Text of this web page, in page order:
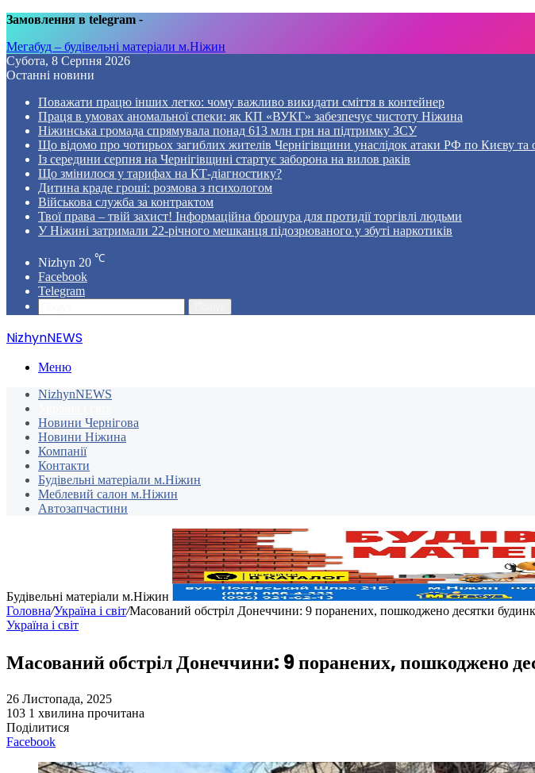
Замовлення в telegram -
Мегабуд – будівельні матеріали м.Ніжин
Субота, 8 Серпня 2026
Останні новини
Поважати працю інших легко: чому важливо викидати сміття в контейнер
Праця в умовах аномальної спеки: як КП «ВУКГ» забезпечує чистоту Ніжина
Ніжинська громада спрямувала понад 613 млн грн на підтримку ЗСУ
Що відомо про чотирьох загиблих жителів Чернігівщини унаслідок атаки РФ по Києву та
Із середини серпня на Чернігівщині стартує заборона на вилов раків
Що змінилося у тарифах на КТ-діагностику?
Дитина краде гроші: розмова з психологом
Військова служба за контрактом
Твої права – твій захист! Інформаційна брошура для протидії торгівлі людьми
У Ніжині затримали 22-річного мешканця підозрюваного у збуті наркотиків
Nizhyn 20 ℃
Facebook
Telegram
NizhynNEWS
Меню
NizhynNEWS
Новини Чернігова
Новини Ніжина
Компанії
Контакти
Будівельні матеріали м.Ніжин
Меблевий салон м.Ніжин
Автозапчастини
Будівельні матеріали м.Ніжин
Головна/Україна і світ/Масований обстріл Донеччини: 9 поранених, пошкоджено десятки
Україна і світ
Масований обстріл Донеччини: 9 поранених, пошкоджено
26 Листопада, 2025
103 1 хвилина прочитана
Поділитися
Facebook